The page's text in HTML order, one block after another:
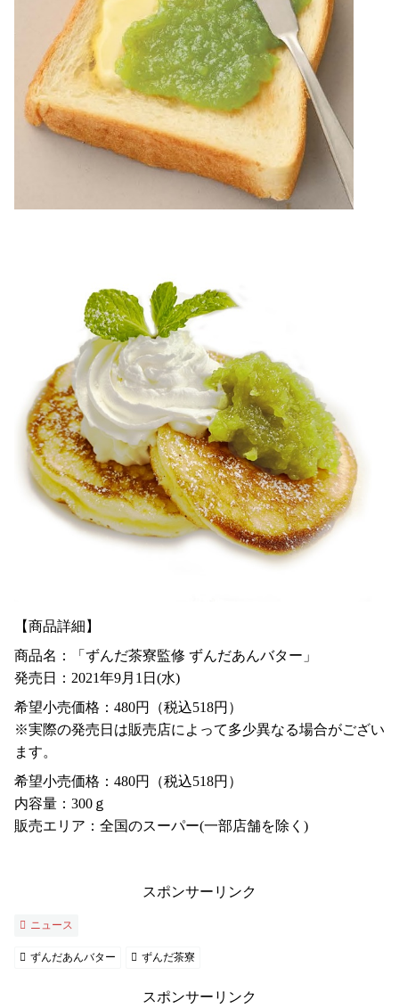
【商品詳細】
商品名：「ずんだ茶寮監修 ずんだあんバター」
発売日：2021年9月1日(水)
希望小売価格：480円（税込518円）
※実際の発売日は販売店によって多少異なる場合がござい
ます。
希望小売価格：480円（税込518円）
内容量：300ｇ
販売エリア：全国のスーパー(一部店舗を除く)
スポンサーリンク
ニュース
ずんだあんバター ずんだ茶寮
スポンサーリンク